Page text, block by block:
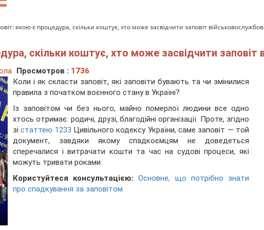
якою є процедура, скільки коштує, хто може засвідчити заповіт
скільки коштує, хто може засвідчити заповіт
Просмотров : 1736
Коли і як скласти заповіт, які заповіти бувають та чи змінилися
правила з початком воєнного стану в Україні?
Із заповітом чи без нього, майно померлої людини все одно
хтось отримає: родичі, друзі, благодійні організації. Проте, згідно
зістаттею 1233 Цивільного кодексу України, саме заповіт — той
документ, завдяки якому спадкоємцям не доведеться
сперечалися і витрачати кошти та час на судові процеси, які
можуть тривати роками.
Користуйтеся консультацією: Основне, що потрібно знати
про спадкування за заповітом